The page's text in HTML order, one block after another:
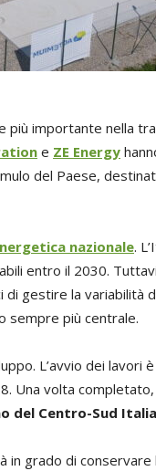
più importante nella
e ZE Energy
del Paese,
nazionale.
entro il 2030.
gestire la variabilità
sempre più centrale.
L’avvio dei lavori
Una volta completato,
del Centro-Sud Italia
in grado di